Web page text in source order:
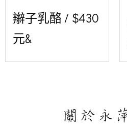
辮子乳酪 / $430
元&